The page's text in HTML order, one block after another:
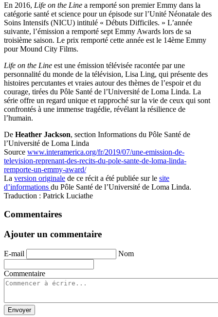
En 2016, Life on the Line a remporté son premier Emmy dans la
catégorie santé et science pour un épisode sur l’Unité Néonatale des
Soins Intensifs (NICU) intitulé « Débuts Difficiles. » L’année
suivante, l’émission a remporté sept Emmy Awards lors de sa
troisième saison. Le prix remporté cette année est le 14ème Emmy
pour Mound City Films.
Life on the Line est une émission télévisée racontée par une
personnalité du monde de la télévision, Lisa Ling, qui présente des
histoires percutantes et vraies autour des thèmes de l’espoir et du
courage, tirées du Pôle Santé de l’Université de Loma Linda. La
série offre un regard unique et rapproché sur la vie de ceux qui sont
confrontés à une immense tragédie, révélant la résilience de
l’humain.
De Heather Jackson, section Informations du Pôle Santé de
l’Université de Loma Linda
Source www.interamerica.org/fr/2019/07/une-emission-de-
television-reprenant-des-recits-du-pole-sante-de-loma-linda-
remporte-un-emmy-award/
La version originale de ce récit a été publiée sur le site
d’informations du Pôle Santé de l’Université de Loma Linda.
Traduction : Patrick Luciathe
Commentaires
Ajouter un commentaire
E-mail Nom
Commentaire
Envoyer